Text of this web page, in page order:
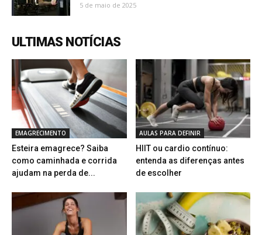
5 de maio de 2025
ULTIMAS NOTÍCIAS
EMAGRECIMENTO
Esteira emagrece? Saiba
como caminhada e corrida
ajudam na perda de...
AULAS PARA DEFINIR
HIIT ou cardio contínuo:
entenda as diferenças antes
de escolher